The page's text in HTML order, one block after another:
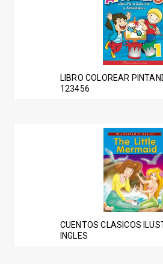
LIBRO COLOREAR
123456
CUENTOS CLASICOS
INGLES